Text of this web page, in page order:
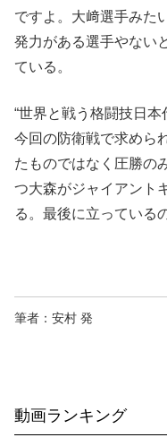
ですよ。大﨑選手みた
発力がある選手やない
ている。
“世界と戦う格闘技日本
今回の防衛戦で求めら
たものではなく圧勝の
つ大森がジャイアント
る。最後に立っている
筆者：安村 発
動画ランキング